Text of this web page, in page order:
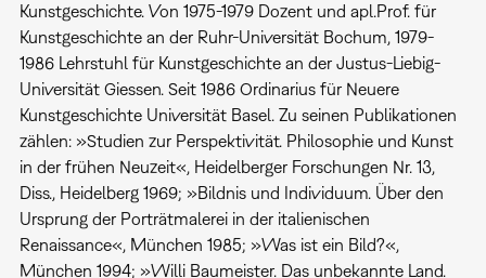
Kunstgeschichte. Von 1975-1979 Dozent und apl.Prof. für
Kunstgeschichte an der Ruhr-Universität Bochum, 1979-
1986 Lehrstuhl für Kunstgeschichte an der Justus-Liebig-
Universität Giessen. Seit 1986 Ordinarius für Neuere
Kunstgeschichte Universität Basel. Zu seinen Publikationen
zählen: »Studien zur Perspektivität. Philosophie und Kunst
in der frühen Neuzeit«, Heidelberger Forschungen Nr. 13,
Diss., Heidelberg 1969; »Bildnis und Individuum. Über den
Ursprung der Porträtmalerei in der italienischen
Renaissance«, München 1985; »Was ist ein Bild?«,
München 1994; »Willi Baumeister. Das unbekannte Land.